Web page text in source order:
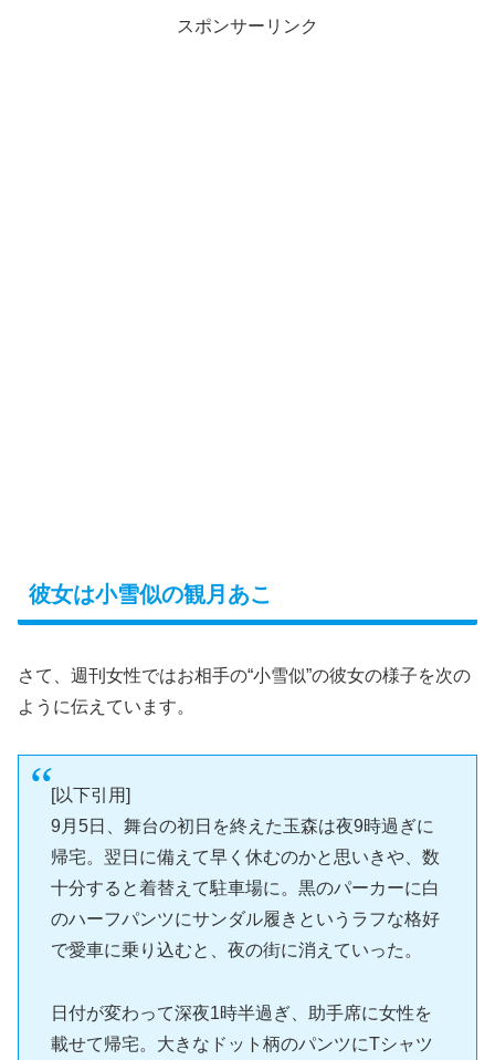
スポンサーリンク
彼女は小雪似の観月あこ
さて、週刊女性ではお相手の“小雪似”の彼女の様子を次の
ように伝えています。
[以下引用]
9月5日、舞台の初日を終えた玉森は夜9時過ぎに
帰宅。翌日に備えて早く休むのかと思いきや、数
十分すると着替えて駐車場に。黒のパーカーに白
のハーフパンツにサンダル履きというラフな格好
で愛車に乗り込むと、夜の街に消えていった。
日付が変わって深夜1時半過ぎ、助手席に女性を
載せて帰宅。大きなドット柄のパンツにTシャツ